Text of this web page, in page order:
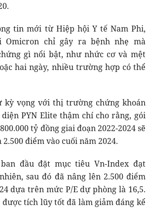
tin mới từ Hiệp hội Y tế Nam Phi,
Omicron chỉ gây ra bệnh nhẹ mà
gì nổi bật, như nhức cơ và mệt
hai ngày, nhiều trường hợp có thể
kỳ vọng với thị trường chứng khoán
PYN Elite thậm chí cho rằng, gói
tỷ đồng giai đoạn 2022-2024 sẽ
điểm vào cuối năm 2024.
đầu đặt mục tiêu Vn-Index đạt
sau đó đã nâng lên 2.500 điểm
dựa trên mức P/E dự phòng là 16,5.
tích lũy tốt đã làm giảm đáng kể